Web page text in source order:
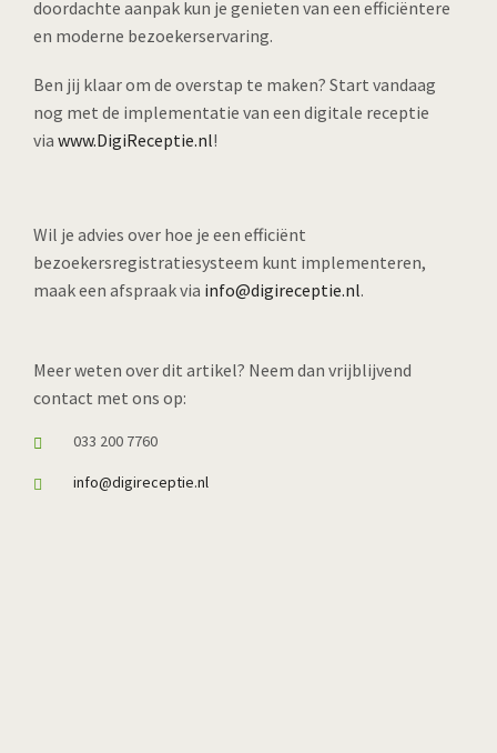
doordachte aanpak kun je genieten van een efficiëntere
en moderne bezoekerservaring.
Ben jij klaar om de overstap te maken? Start vandaag
nog met de implementatie van een digitale receptie
via www.DigiReceptie.nl!
Wil je advies over hoe je een efficiënt
bezoekersregistratiesysteem kunt implementeren,
maak een afspraak via info@digireceptie.nl.
Meer weten over dit artikel? Neem dan vrijblijvend
contact met ons op:
033 200 7760
info@digireceptie.nl